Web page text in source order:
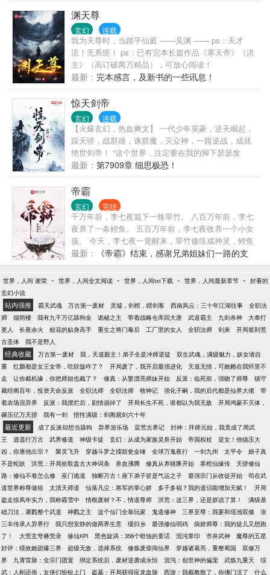
渊天尊
玄幻 连载
我为天尊时，当踏平仙庭 ——吴渊 —— ps：天才
流！无系统！ ps：已有完本长篇作品《寒天帝》《洪
主》（高订破两万精品），可放心阅读！
最新： 完本感言，及新书的一些讯息！
惊天剑帝
玄幻 连载
【火爆玄幻，热血爽文】 一代少年英豪，逆天崛起，
踩天骄，战群雄，诛群魔，灭众神，一路逆战，成就
绝世剑帝！ “这个世界，注定要在我的脚下瑟瑟发
抖！”
最新： 第7909章 细思极恐！
帝霸
玄幻 完结
千万年前，李七夜栽下一株翠竹。 八百万年前，李七
夜养了一条鲤鱼。 五百万年前，李七夜收养一个小女
孩。 今天，李七夜一觉醒来，翠竹修练成神灵，鲤鱼
化作金龙，小女孩成为九界女帝。 这是一个养成的故
事，一个不死的人族小子养成了妖神、养成了仙兽、
养成了女帝的故事。
最新：
《帝霸》结束，感谢兄弟姐妹们一路的支
持，我们新书再见。
世界，人间 谢荣 - 世界，人间全文阅读 - 世界，人间txt下载 - 世界，人间最新章节 - 好看的
玄幻小说
站内强推 霸天武魂 万古第一废材 灵墟，剑棺，瞎剑客 西南风云：三十年江湖往事
全职法
师
烟雨楼 我有九千万亿舔狗金 诡秘之主 带着战略仓库回大唐 武道霸主 九剑杀神
大奉打
更人
长夜余火 校花的贴身高手 重生之将门毒后 工厂里的女人 全职法师 剑来
开局签到荒
古圣体
我不是野人
经典收藏 万古第一废材 我，天道殿主！弟子全是冲师逆徒
双生武魂，满级魅力，妖女请自
重
红颜都是女王女帝，吃软饭咋了？ 开局废了，我开启最强进化
天道无情，可她赖在我怀里不
走
让你截机缘，你把师姐也截了？ 修真：从娶漂亮师妹开始 反派：临死前，强吻了师尊
镇守
藏经阁百年，投资天命反派
全职法师 全职法师 牧神记 强化子嗣，我的后代都是仙界大佬
带
着农场混异界
反派：我摆烂后，剧情崩掉了 开局长生不死，谁都以为我无敌
开局鸿蒙不灭体，
碾压亿万天骄
我有一剑 悟性满级：剑阁观剑六十年
最近更新 成了反派却想当舔狗 异界游乐场 蛮荒古界记
封神：拜师元始，我竟成了周武
王
逍遥行万古 武界修道 神级卡徒 玄幻：从成为家族灵兽开始 帝国权杖
逆女！他镇压大
凶，你逐他出宗？
聚灵飞升 穿越斗罗之擂鼓瓮金锤 全球万鬼夜行 一剑九州 太平令
娘子真
不是蛇妖
洪荒：开局拾取盘古大神词条 兽血沸腾 修真从养猪豚开始 寒棺仙缘传
天骄修仙
路：修仙不卷怎么修
巫门诡道 独断万古！座下弟子皆是气运之子 最强宗门从收徒开始
苟在武
道世界称尊做祖
太清天师道 仙落凡尘：将军的掌心娇 多子多福？我的道侣能增加天赋！
开局
盗走徐凤年实力，我称霸雪中
情根废材？不，情道尊师 洪荒：这三界，还是朕说了算！
满级基
础刀法，屠戮整个武道
神戮之主 这个仙门全靠玩家 鬼道修神 三界至尊：我要和瑶池双修
张
三丰传承人异界行
我只想安静的做两界生意 缓归乡 最强修仙弱鸡
病娇师尊：我的徒儿又想跑
了！
大荒玄穹彝荒录 修仙KPI 黑色旋涡：356个暗蚀的童话 混沌掌印 市井武神
魔尊的五星
好评：绩效她甜爆三界
超级无敌，选择系统 修炼废柴闯仙界 穿越诸葛亮，重整蜀国
双修万
界
九霄雷脉：全宗门团宠 绑定系统后，废材逆袭成永恒 混沌：创世神的偏宠 武炼九重天
综
武：人刚还俗，女侠们纷纷上门
盗墓：开局获得应龙血脉 西游：我截教散了，你佛门没了 什么